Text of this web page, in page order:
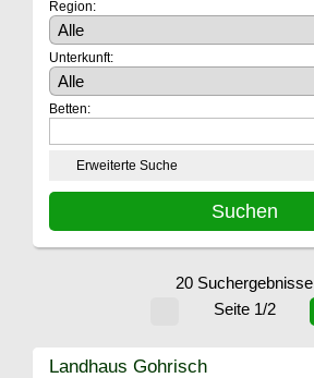
Region:
Unterkunft:
Betten:
Erweiterte Suche
20 Suchergebnisse
Seite 1/2
Landhaus Gohrisch